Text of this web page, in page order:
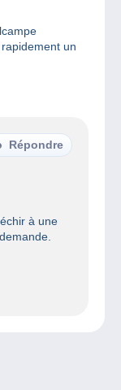
un
Répondre
à une